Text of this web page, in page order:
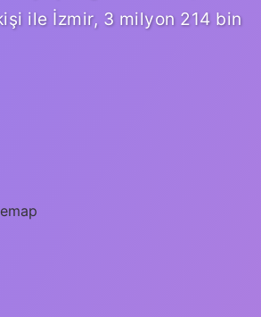
ile İzmir, 3 milyon 214 bin